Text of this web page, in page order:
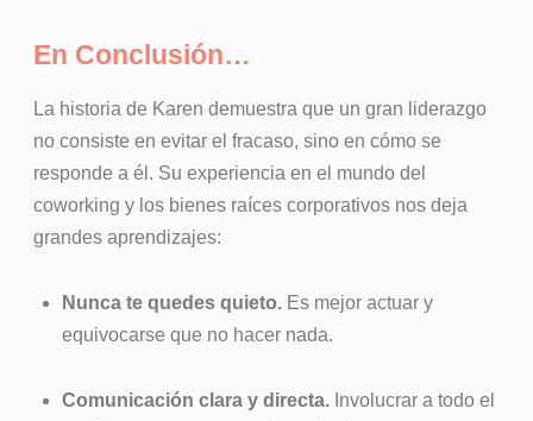
En Conclusión…
La historia de Karen demuestra que un gran liderazgo
no consiste en evitar el fracaso, sino en cómo se
responde a él. Su experiencia en el mundo del
coworking y los bienes raíces corporativos nos deja
grandes aprendizajes:
Nunca te quedes quieto.Es mejor actuar y
equivocarse que no hacer nada.
Comunicación clara y directa.Involucrar a todo el